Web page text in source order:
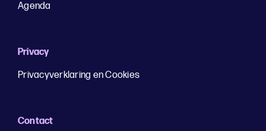
Agenda
Privacy
Privacyverklaring en Cookies
Contact